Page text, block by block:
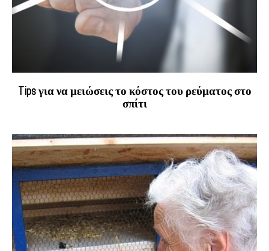
Tips για να μειώσεις το κόστος του ρεύματος στο
σπίτι